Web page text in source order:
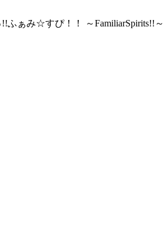
!!ふぁみ☆すぴ！！ ～FamiliarSpirits!!～